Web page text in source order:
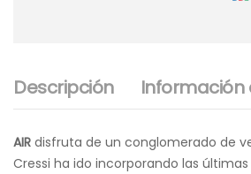
Descripción Información
AIR disfruta de un conglomerado de
Cressi ha ido incorporando las